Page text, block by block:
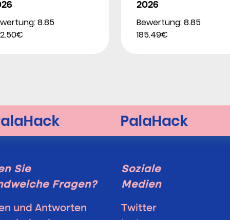
8.85
2026
Bewertung: 8.85
185.49€
Sie
Fragen?
und Antworten
Soziale
Medien
Twitter